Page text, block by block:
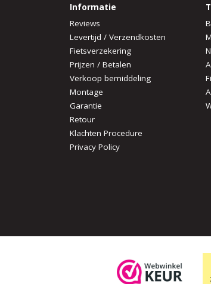
Informatie
Reviews
Levertijd / Verzendkosten
Fietsverzekering
Prijzen / Betalen
Verkoop bemiddeling
Montage
Garantie
Retour
Klachten Procedure
Privacy Policy